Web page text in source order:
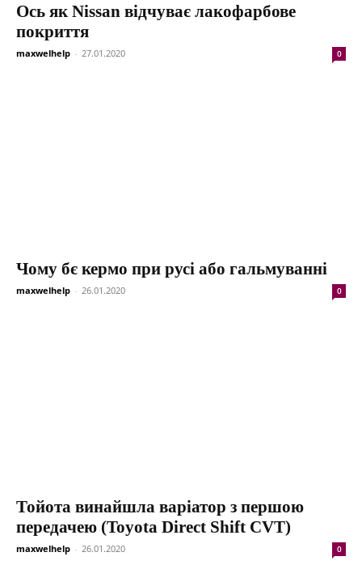
Ось як Nissan відчуває лакофарбове
покриття
maxwelhelp - 27.01.2020 0
Чому бє кермо при русі або гальмуванні
maxwelhelp - 26.01.2020 0
Тойота винайшла варіатор з першою
передачею (Toyota Direct Shift CVT)
maxwelhelp - 26.01.2020 0